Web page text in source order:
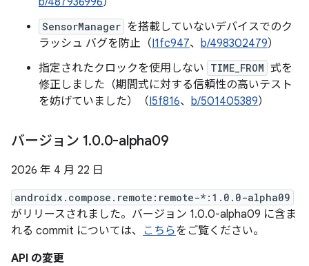
SensorManager を搭載していないデバイスでのク
ラッシュ バグを防止（I1fc947、 b/498302479）
指定されたクロックを使用しない TIME_FROM 式を
修正しました（期間式に対する信頼性の高いテスト
を妨げていました）（I5f816、 b/501405389）
バージョン 1.0.0-alpha09
2026 年 4 月 22 日
androidx.compose.remote:remote-*:1.0.0-alpha09
がリリースされました。バージョン 1.0.0-alpha09 に含ま
れる commit については、 こちらをご覧ください。
API の変更